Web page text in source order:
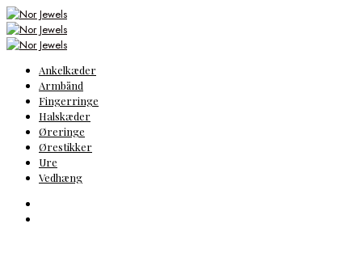
Ankelkæder
Armbånd
Fingerringe
Halskæder
Øreringe
Ørestikker
Ure
Vedhæng